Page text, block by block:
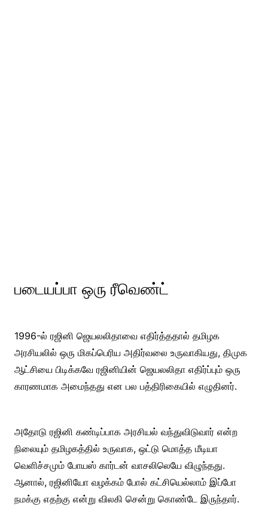
படையப்பா ஒரு ரீவெண்ட்
1996-ல் ரஜினி ஜெயலலிதாவை எதிர்த்ததால் தமிழக
அரசியலில் ஒரு மிகப்பெரிய அதிர்வலை உருவாகியது, திமுக
ஆட்சியை பிடிக்கவே ரஜினியின் ஜெயலலிதா எதிர்ப்பும் ஒரு
காரணமாக அமைந்தது என பல பத்திரிகையில் எழுதினர்.
அதோடு ரஜினி கண்டிப்பாக அரசியல் வந்துவிடுவார் என்ற
நிலையும் தமிழகத்தில் உருவாக, ஒட்டு மொத்த மீடியா
வெளிச்சமும் போயஸ் கார்டன் வாசலிலெயே விழுந்தது.
ஆனால், ரஜினியோ வழக்கம் போல் கட்சியெல்லாம் இப்போ
நமக்கு எதற்கு என்று விலகி சென்று கொண்டே இருந்தார்.